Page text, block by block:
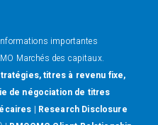
importantes
Marchés des capitaux.
titres à revenu fixe,
de négociation de titres
| Research Disclosure